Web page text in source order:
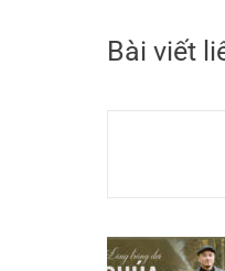
Bài viết